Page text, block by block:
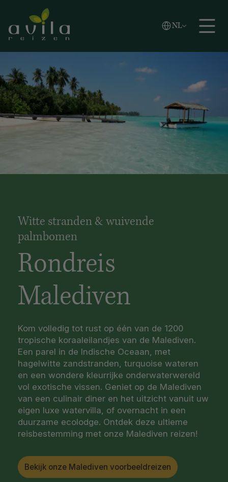
Zoeken
NL
Vlaams
English
Witte stranden & wuivende
palmbomen
Rondreis
Malediven
Kom volledig tot rust op één van de 1200
tropische koraaleilandjes van de Malediven.
Een parel in de Indische Oceaan, met
hagelwitte zandstranden, turquoise wateren
en een wondere kleurrijke onderwaterwereld
vol exotische vissen. Geniet op de Malediven
van een culinair diner en het uitzicht vanuit uw
eigen luxe watervilla, of overnacht in een
duurzame ecolodge. Ontdek deze ultieme
reisbestemming met onze Malediven reizen!
Bekijk onze Malediven voorbeeldreizen